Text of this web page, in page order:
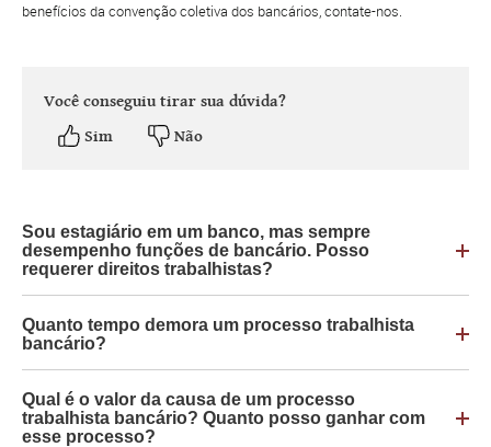
benefícios da convenção coletiva dos bancários, contate-nos.
Você conseguiu tirar sua dúvida?
Sim
Não
Sou estagiário em um banco, mas sempre
desempenho funções de bancário. Posso
requerer direitos trabalhistas?
Quanto tempo demora um processo trabalhista
bancário?
Qual é o valor da causa de um processo
trabalhista bancário? Quanto posso ganhar com
esse processo?